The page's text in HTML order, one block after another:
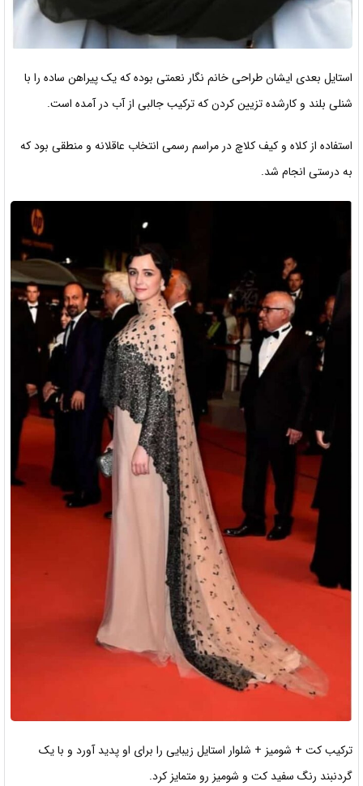
استایل بعدی ایشان طراحی خانم نگار نعمتی بوده که یک پیراهن ساده را با
شنلی بلند و کارشده تزیین کردن که ترکیب جالبی از آب در آمده است.
استفاده از کلاه و کیف کلاچ در مراسم رسمی انتخاب عاقلانه و منطقی بود که
به درستی انجام شد.
ترکیب کت + شومیز + شلوار استایل زیبایی را برای او پدید آورد و با یک
گردنبند رنگ سفید کت و شومیز رو متمایز کرد.